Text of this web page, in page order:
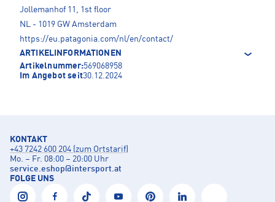
Jollemanhof 11, 1st floor
NL - 1019 GW Amsterdam
https://eu.patagonia.com/nl/en/contact/
ARTIKELINFORMATIONEN
Artikelnummer:569068958
Im Angebot seit30.12.2024
KONTAKT
+43 7242 600 204 (zum Ortstarif)
Mo. – Fr. 08:00 – 20:00 Uhr
service.eshop@intersport.at
FOLGE UNS